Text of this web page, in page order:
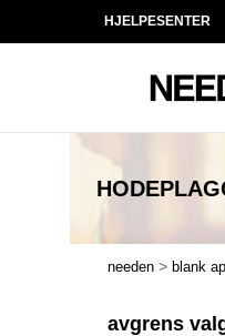
HJELPESENTER
needen > blank
avgrens